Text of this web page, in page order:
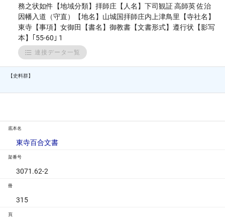
務之状如件【地域分類】拝師庄【人名】下司観証 高師英 佐治
因幡入道（守直）【地名】山城国拝師庄内上津鳥里【寺社名】
東寺【事項】女御田【書名】御教書【文書形式】遵行状【影写
本】｢55-60｣ 1
連接データ一覧
【史料群】
底本名
東寺百合文書
架番号
3071.62-2
冊
315
頁